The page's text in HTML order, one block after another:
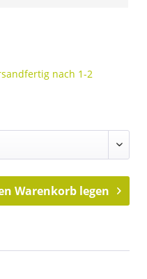
nach 1-2
Warenkorb legen